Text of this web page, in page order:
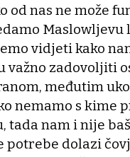
od nas ne može
Maslowljevu
vidjeti kako
važno zadovoljiti
međutim
nemamo s kime
tada nam i nije
potrebe dolazi